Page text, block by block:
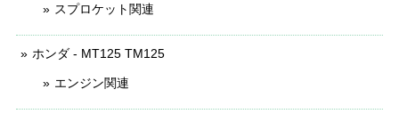
スプロケット関連
ホンダ - MT125 TM125
エンジン関連